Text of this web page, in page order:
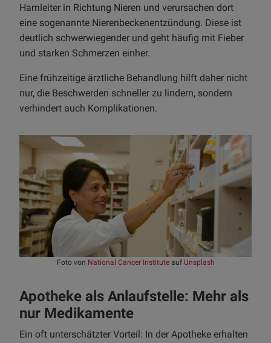
Harnleiter in Richtung Nieren und verursachen dort
eine sogenannte Nierenbeckenentzündung. Diese ist
deutlich schwerwiegender und geht häufig mit Fieber
und starken Schmerzen einher.
Eine frühzeitige ärztliche Behandlung hilft daher nicht
nur, die Beschwerden schneller zu lindern, sondern
verhindert auch Komplikationen.
Foto von National Cancer Instituteauf Unsplash
Apotheke als Anlaufstelle: Mehr als
nur Medikamente
Ein oft unterschätzter Vorteil: In der Apotheke erhalten